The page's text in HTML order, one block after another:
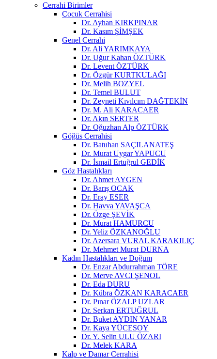
Cerrahi Birimler
Çocuk Cerrahisi
Dr. Ayhan KIRKPINAR
Dr. Kasım ŞİMŞEK
Genel Cerrahi
Dr. Ali YARIMKAYA
Dr. Uğur Kahan ÖZTÜRK
Dr. Levent ÖZTÜRK
Dr. Özgür KURTKULAĞI
Dr. Melih BOZYEL
Dr. Temel BULUT
Dr. Zeyneti Kıvılcım DAĞTEKİN
Dr. M. Ali KARACAER
Dr. Akın SERTER
Dr. Oğuzhan Alp ÖZTÜRK
Göğüs Cerrahisi
Dr. Batuhan SAÇILANATEŞ
Dr. Murat Uygar YAPUCU
Dr. İsmail Ertuğrul GEDİK
Göz Hastalıkları
Dr. Ahmet AYGEN
Dr. Barış OCAK
Dr. Eray ESER
Dr. Havva YAVAŞCA
Dr. Özge ŞEVİK
Dr. Murat HAMURCU
Dr. Yeliz ÖZKANOĞLU
Dr. Azersara VURAL KARAKILIÇ
Dr. Mehmet Murat DURNA
Kadın Hastalıkları ve Doğum
Dr. Enzar Abdurrahman TÖRE
Dr. Merve AVCI ŞENOL
Dr. Eda DURU
Dr. Kübra ÖZKAN KARACAER
Dr. Pınar ÖZALP UZLAR
Dr. Serkan ERTUĞRUL
Dr. Buket AYDIN YANAR
Dr. Kaya YÜCESOY
Dr. Y. Selin ULU ÖZARI
Dr. Melek KARA
Kalp ve Damar Cerrahisi